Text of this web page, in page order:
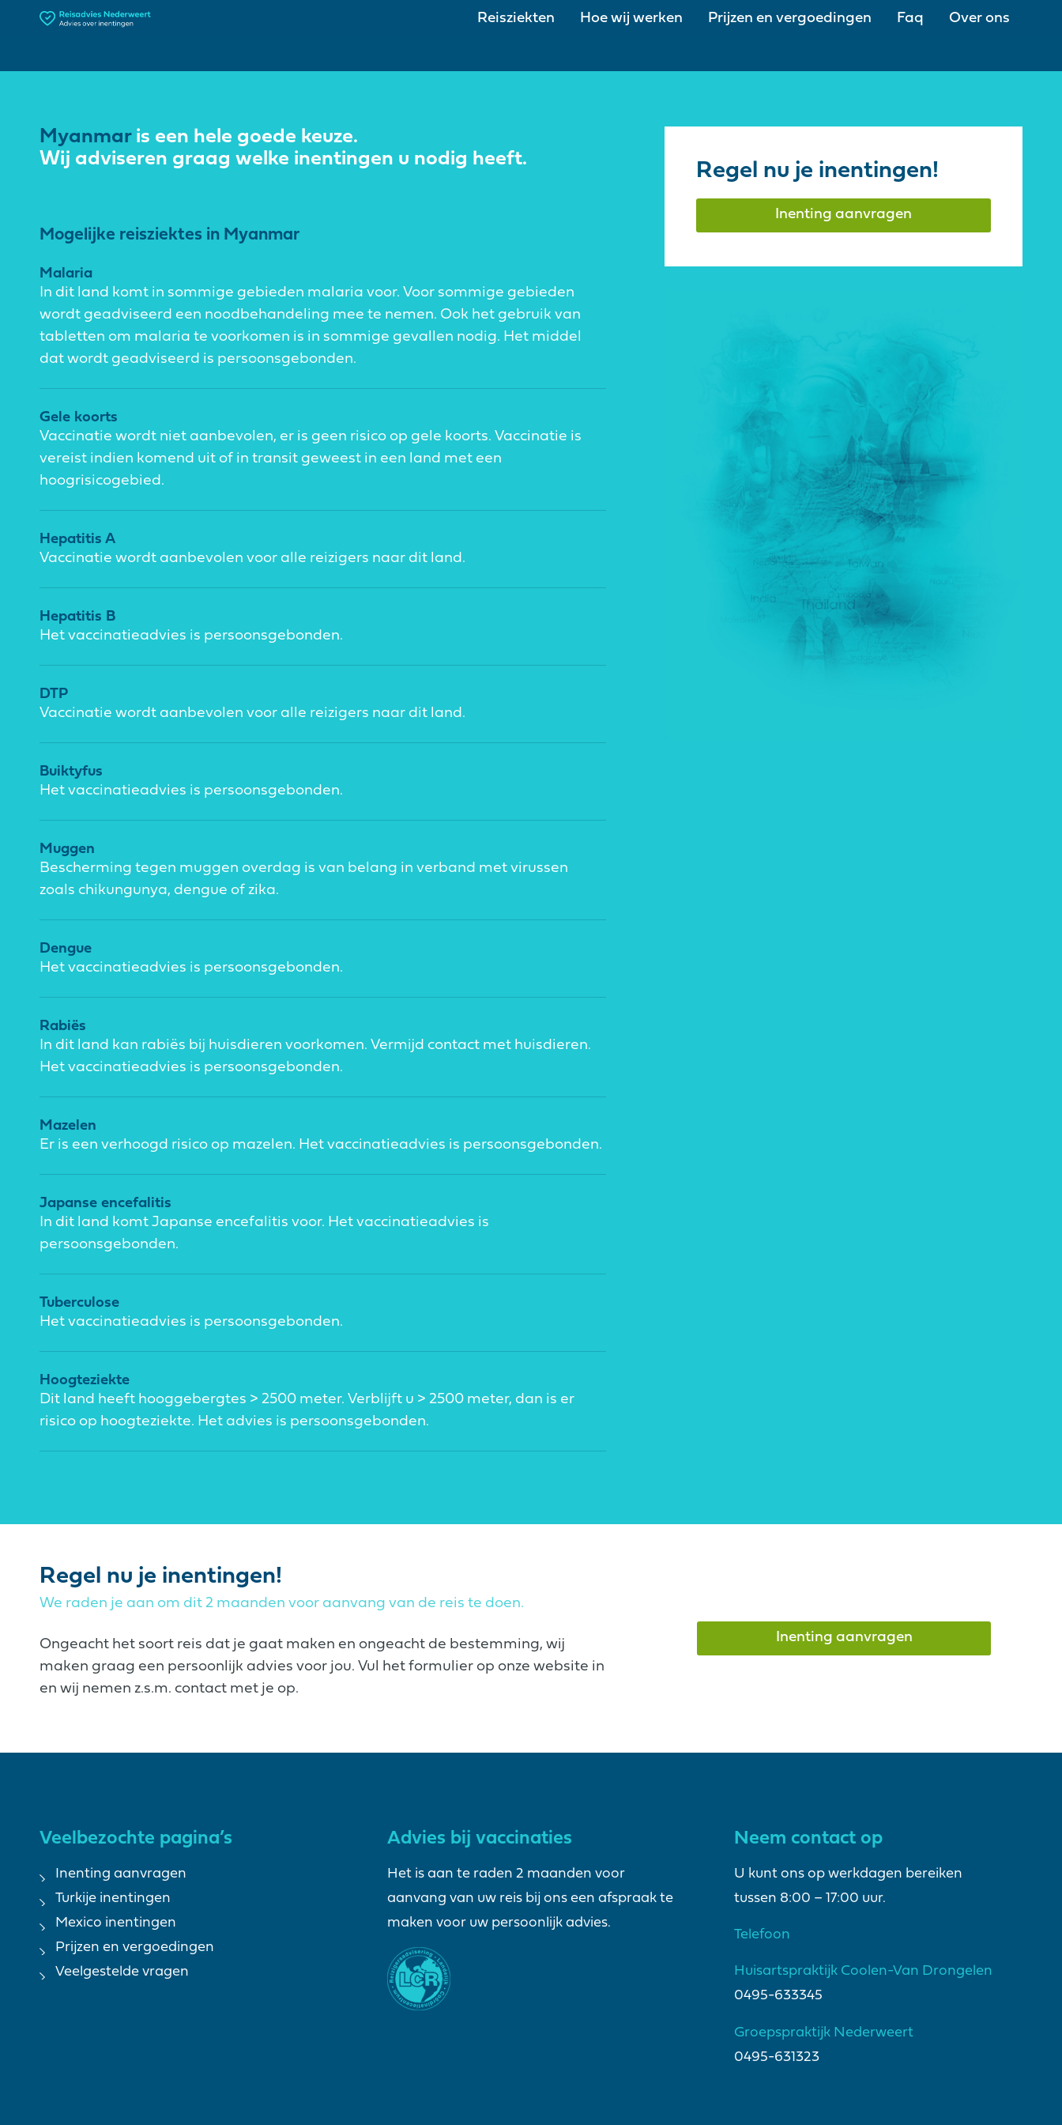
Reisziekten Hoe wij werken Prijzen en vergoedingen Faq Over ons
Myanmaris een hele goede keuze.
Wij adviseren graag welke inentingen u nodig heeft.
Mogelijke reisziektes in Myanmar
Regel nu je inentingen!
Inenting aanvragen
Malaria
In dit land komt in sommige gebieden malaria voor. Voor sommige gebieden
wordt geadviseerd een noodbehandeling mee te nemen. Ook het gebruik van
tabletten om malaria te voorkomen is in sommige gevallen nodig. Het middel
dat wordt geadviseerd is persoonsgebonden.
Gele koorts
Vaccinatie wordt niet aanbevolen, er is geen risico op gele koorts. Vaccinatie is
vereist indien komend uit of in transit geweest in een land met een
hoogrisicogebied.
Hepatitis A
Vaccinatie wordt aanbevolen voor alle reizigers naar dit land.
Hepatitis B
Het vaccinatieadvies is persoonsgebonden.
DTP
Vaccinatie wordt aanbevolen voor alle reizigers naar dit land.
Buiktyfus
Het vaccinatieadvies is persoonsgebonden.
Muggen
Bescherming tegen muggen overdag is van belang in verband met virussen
zoals chikungunya, dengue of zika.
Dengue
Het vaccinatieadvies is persoonsgebonden.
Rabiës
In dit land kan rabiës bij huisdieren voorkomen. Vermijd contact met huisdieren.
Het vaccinatieadvies is persoonsgebonden.
Mazelen
Er is een verhoogd risico op mazelen. Het vaccinatieadvies is persoonsgebonden.
Japanse encefalitis
In dit land komt Japanse encefalitis voor. Het vaccinatieadvies is
persoonsgebonden.
Tuberculose
Het vaccinatieadvies is persoonsgebonden.
Hoogteziekte
Dit land heeft hooggebergtes > 2500 meter. Verblijft u > 2500 meter, dan is er
risico op hoogteziekte. Het advies is persoonsgebonden.
Regel nu je inentingen!
We raden je aan om dit 2 maanden voor aanvang van de reis te doen.
Ongeacht het soort reis dat je gaat maken en ongeacht de bestemming, wij
maken graag een persoonlijk advies voor jou. Vul het formulier op onze website in
en wij nemen z.s.m. contact met je op.
Inenting aanvragen
Veelbezochte pagina’s
Inenting aanvragen
Turkije inentingen
Mexico inentingen
Prijzen en vergoedingen
Veelgestelde vragen
Advies bij vaccinaties
Het is aan te raden 2 maanden voor
aanvang van uw reis bij ons een afspraak te
maken voor uw persoonlijk advies.
Neem contact op
U kunt ons op werkdagen bereiken
tussen 8:00 – 17:00 uur.
Telefoon
Huisartspraktijk Coolen-Van Drongelen
0495-633345
Groepspraktijk Nederweert
0495-631323